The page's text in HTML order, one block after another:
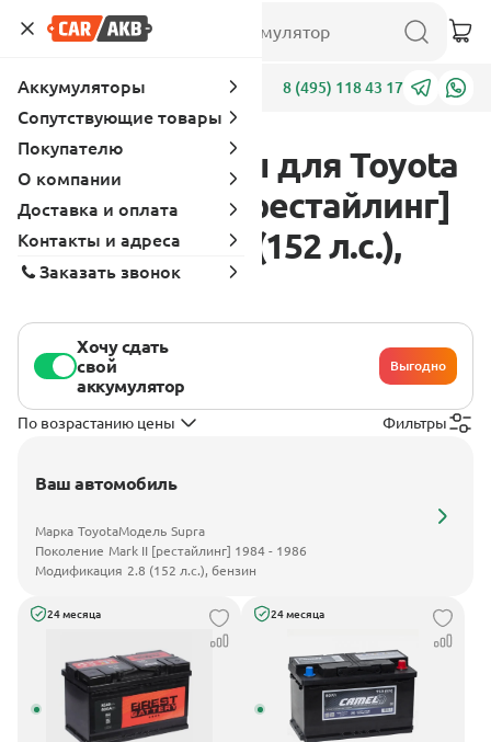
Адреса 8 (495) 118 43 17
Аккумуляторы для Toyota
Supra Mark II [рестайлинг]
1984 - 1986 2.8 (152 л.с.),
бензин
Хочу сдать
свой
аккумулятор
Выгодно
По возрастанию цены Фильтры
Ваш автомобиль
Марка ToyotaМодель Supra
Поколение Mark II [рестайлинг] 1984 - 1986
Модификация 2.8 (152 л.с.), бензин
24 месяца 24 месяца
Аккумуляторы
Сопутствующие товары
Покупателю
О компании
Доставка и оплата
Контакты и адреса
Заказать звонок